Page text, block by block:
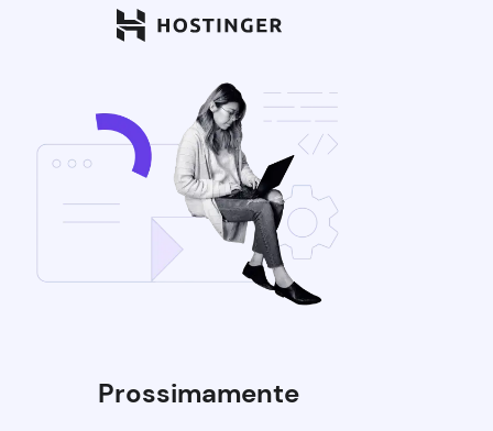
Prossimamente